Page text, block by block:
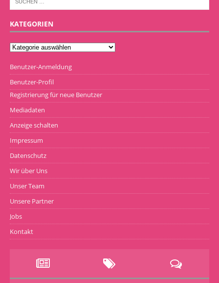
KATEGORIEN
Benutzer-Anmeldung
Benutzer-Profil
Registrierung für neue Benutzer
Mediadaten
Anzeige schalten
Impressum
Datenschutz
Wir über Uns
Unser Team
Unsere Partner
Jobs
Kontakt